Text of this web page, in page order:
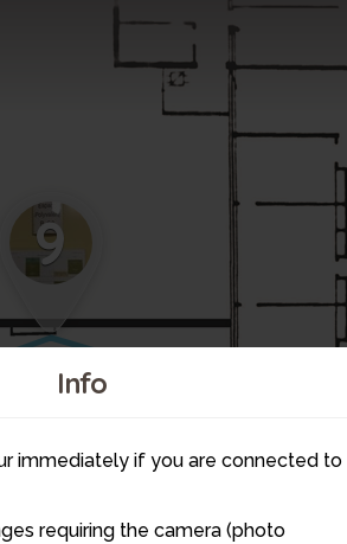
Info
immediately if you are connected to
requiring the camera (photo
7
9